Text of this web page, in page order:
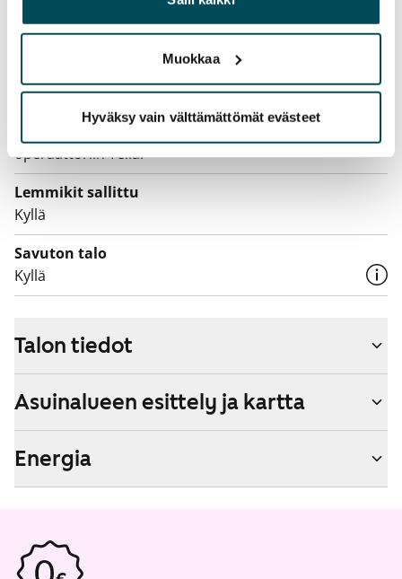
palvelujaan.
Muokkaa
Hyväksy vain välttämättömät evästeet
Sähkömaksu
Laajakaista
lisänopeutta etuhintaan ottamalla yhteyttä
operaattoriin Telia.
Lemmikit sallittu
Kyllä
Savuton talo
Kyllä
Talon tiedot
Asuinalueen esittely ja kartta
Energia